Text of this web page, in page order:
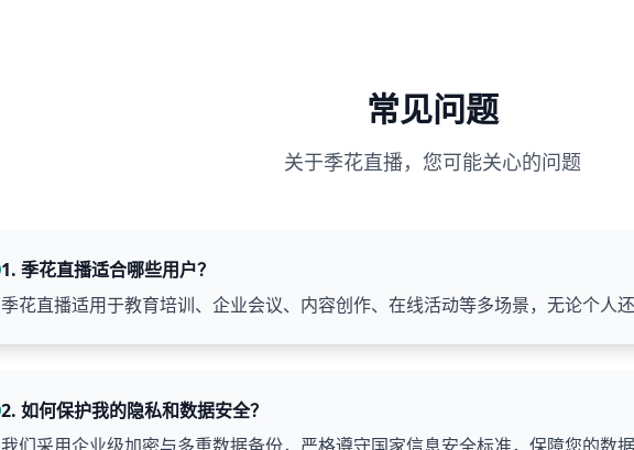
常见问题
关于季花直播，您可能关心的问题
1. 季花直播适合哪些用户？
季花直播适用于教育培训、企业会议、内容创作、在线活动等多场景，无论个人
2. 如何保护我的隐私和数据安全？